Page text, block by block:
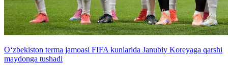
O‘zbekiston terma jamoasi FIFA kunlarida Janubiy Koreyaga qarshi
maydonga tushadi